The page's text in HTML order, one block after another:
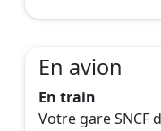
En avion
En train
Votre gare SNCF